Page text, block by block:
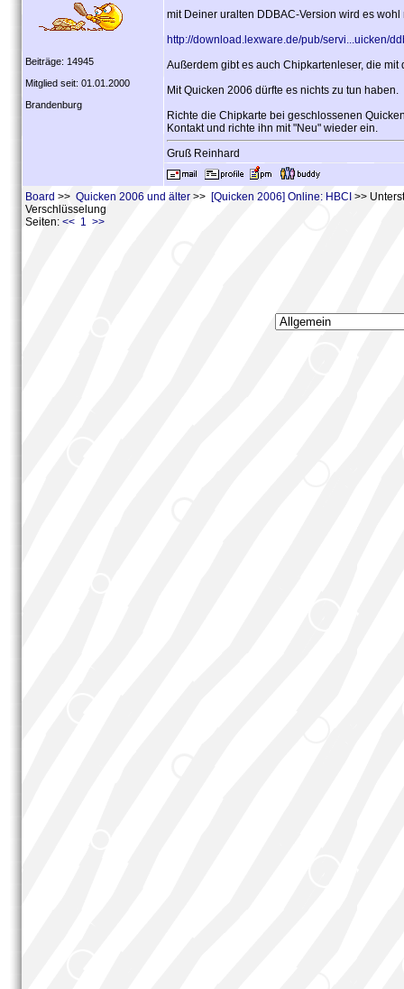
Beiträge: 14945
Mitglied seit: 01.01.2000
Brandenburg
mit Deiner uralten DDBAC-Version wird es
http://download.lexware.de/pub/servi...uicken/
Außerdem gibt es auch Chipkartenleser, die
Mit Quicken 2006 dürfte es nichts zu tun haben.
Richte die Chipkarte bei geschlossenen
Kontakt und richte ihn mit "Neu" wieder ein.
Gruß Reinhard
Board >> Quicken 2006 und älter >> [Quicken 2006] Online: HBCI >>
Verschlüsselung
Seiten: << 1 >>